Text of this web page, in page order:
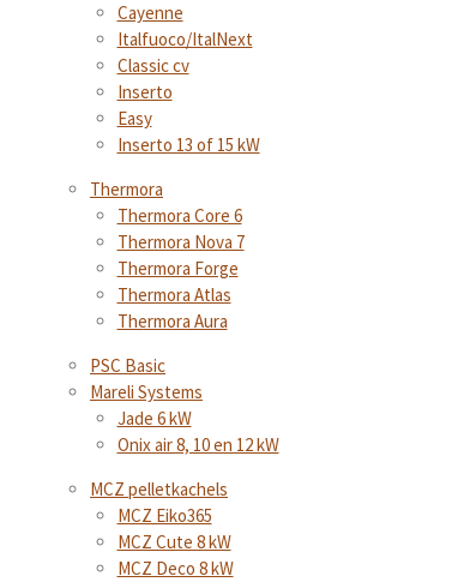
Cayenne
Italfuoco/ItalNext
Classic cv
Inserto
Easy
Inserto 13 of 15 kW
Thermora
Thermora Core 6
Thermora Nova 7
Thermora Forge
Thermora Atlas
Thermora Aura
PSC Basic
Mareli Systems
Jade 6 kW
Onix air 8, 10 en 12 kW
MCZ pelletkachels
MCZ Eiko365
MCZ Cute 8 kW
MCZ Deco 8 kW